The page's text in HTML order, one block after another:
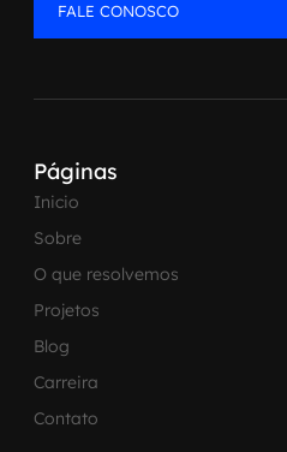
FALE CONOSCO
Páginas
Inicio
Sobre
O que resolvemos
Projetos
Blog
Carreira
Contato